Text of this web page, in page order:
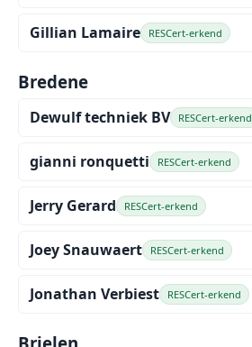
Gillian Lamaire RESCert-erkend
Bredene
Dewulf techniek BV RESCert-erkend
gianni ronquetti RESCert-erkend
Jerry Gerard RESCert-erkend
Joey Snauwaert RESCert-erkend
Jonathan Verbiest RESCert-erkend